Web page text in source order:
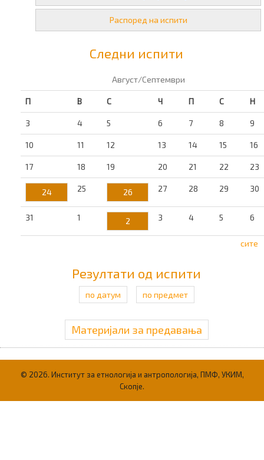
Распоред на испити
Следни испити
Август/Септември
П В С Ч П С Н
3 4 5 6 7 8 9
10 11 12 13 14 15 16
17 18 19 20 21 22 23
24 25 26 27 28 29 30
31 1 2 3 4 5 6
сите
Резултати од испити
по датум по предмет
Материјали за предавања
© 2026. Институт за етнологија и антропологија, ПМФ, УКИМ,
Скопје.